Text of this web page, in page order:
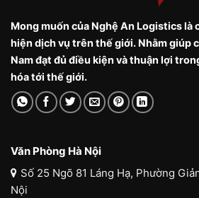
Mong muốn của Nghệ An Logistics là
hiện dịch vụ trên thế giới. Nhằm giúp
Nam đạt đủ điều kiện và thuận lợi
hóa tới thế giới.
Văn Phòng Hà Nội
Số 25 Ngõ 81 Láng Hạ, Phường
Nội